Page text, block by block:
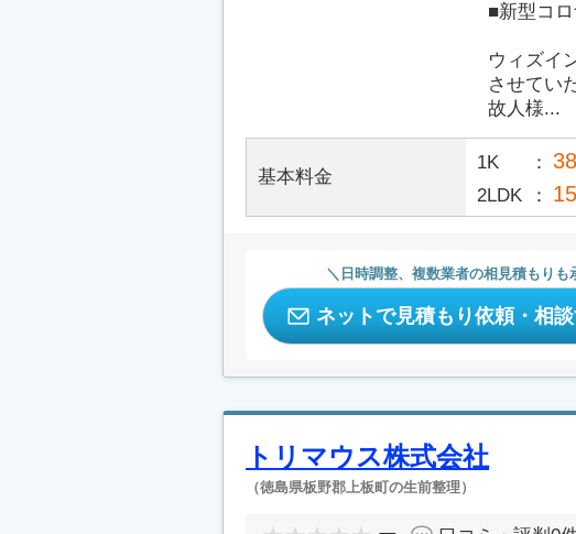
■新型コ
ウィズイ
させてい
故人様...
基本料金
1K
2LDK
日時調整、複数業者の相見積もりも
ネットで見積もり依頼・相
トリマウス株式会社
（徳島県板野郡上板町の生前整理）